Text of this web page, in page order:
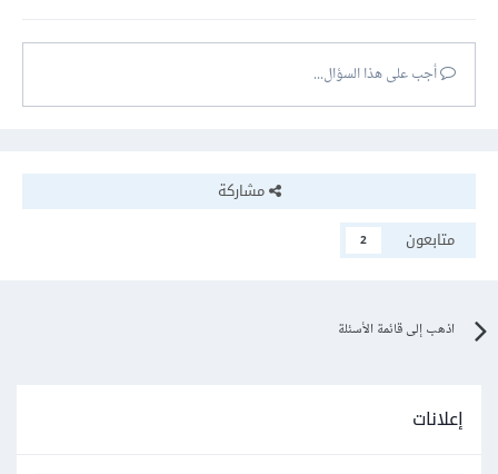
أجب على هذا السؤال...
مشاركة
متابعون
2
اذهب إلى قائمة الأسئلة
إعلانات